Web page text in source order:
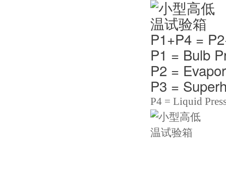
P1+P4 =
P1 = Bulb
P2 =
P3 =
P4 = Liquid